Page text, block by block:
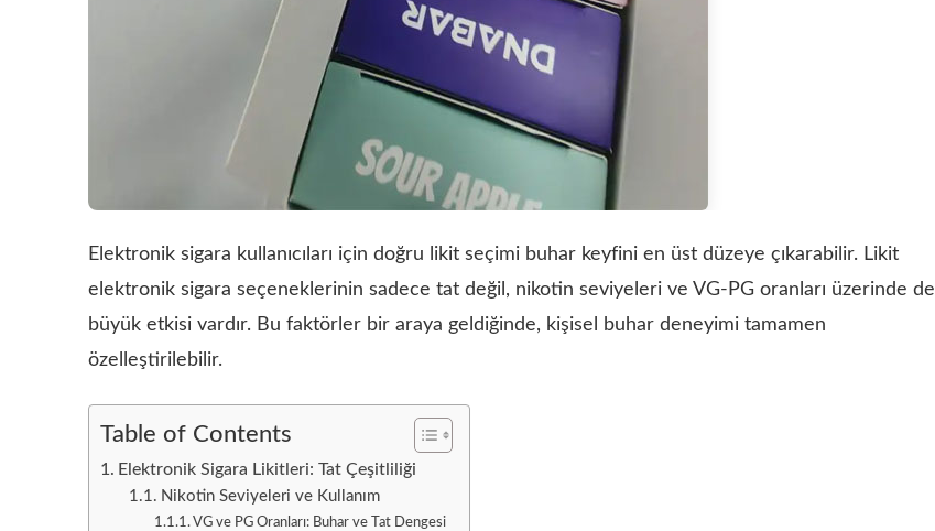
Elektronik sigara kullanıcıları için doğru likit seçimi buhar keyfini en üst düzeye çıkarabilir. Likit
elektronik sigara seçeneklerinin sadece tat değil, nikotin seviyeleri ve VG-PG oranları üzerinde de
büyük etkisi vardır. Bu faktörler bir araya geldiğinde, kişisel buhar deneyimi tamamen
özelleştirilebilir.
Table of Contents
Elektronik Sigara Likitleri: Tat Çeşitliliği
Nikotin Seviyeleri ve Kullanım
VG ve PG Oranları: Buhar ve Tat Dengesi